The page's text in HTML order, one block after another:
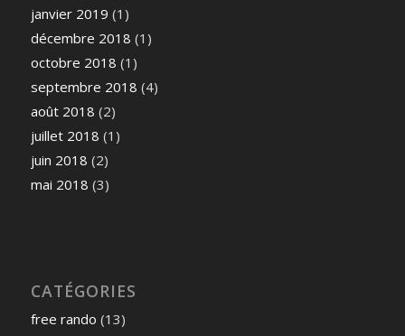
janvier 2019 (1)
décembre 2018 (1)
octobre 2018 (1)
septembre 2018 (4)
août 2018 (2)
juillet 2018 (1)
juin 2018 (2)
mai 2018 (3)
CATÉGORIES
free rando (13)